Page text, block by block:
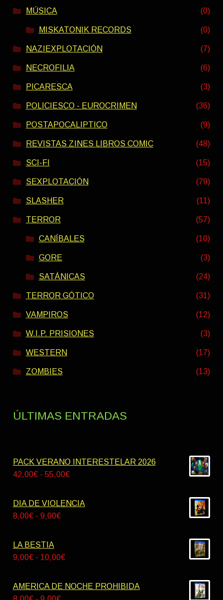
MÚSICA (0)
MISKATONIK RECORDS (0)
NAZIEXPLOTACIÓN (7)
NECROFILIA (6)
PICARESCA (3)
POLICIESCO - EUROCRIMEN (36)
POSTAPOCALIPTICO (9)
REVISTAS ZINES LIBROS COMIC (48)
SCI-FI (15)
SEXPLOTACIÓN (79)
SLASHER (11)
TERROR (57)
CANÍBALES (10)
GORE (3)
SATÁNICAS (24)
TERROR GÓTICO (31)
VAMPIROS (12)
W.I.P. PRISIONES (3)
WESTERN (17)
ZOMBIES (13)
ÚLTIMAS ENTRADAS
PACK VERANO INTERESTELAR 2026
42,00€ - 55,00€Rango
precios:
DIA DE VIOLENCIA
8,00€ - 9,00€Rango
desde
9,00€
LA BESTIA
9,00€ - 10,00€Rango
precios:
AMERICA DE NOCHE PROHIBIDA